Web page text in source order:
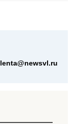
lenta@newsvl.ru